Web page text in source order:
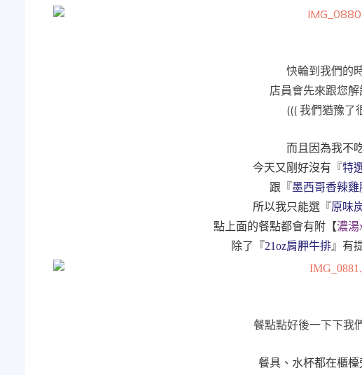
快輪到我們的
店員會先來跟您
((( 我們猶豫了
而且因為我不
今天又剛好沒有『特
跟『墨西哥香辣雞
所以我只能選『原味
點上面的餐點都會有附【濃湯
除了『21oz肩胛牛排』有
餐點點好後一下下我
餐具、水杯都在櫃檯